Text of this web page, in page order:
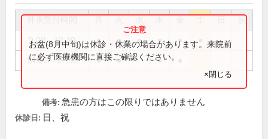
祝
9:00～12:30 ● ● ● ● ●
14:00～17:30 ● ● ●
お盆(8月中旬)は休診・休業の場合があります。来院前
に必ず医療機関に直接ご確認ください。
×閉じる
備考: 急患の方はこの限りではありません
休診日: 日、祝